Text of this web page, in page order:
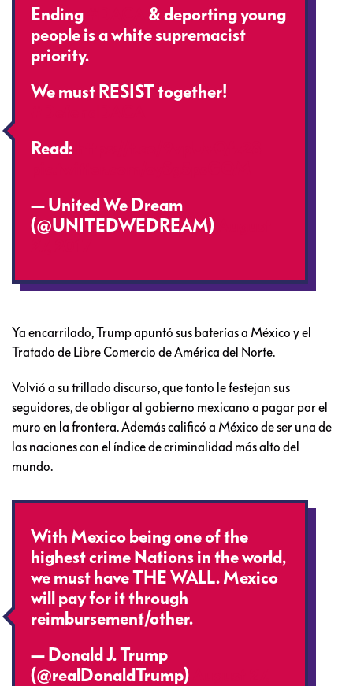
Ending
& deporting young
people is a white supremacist
priority.
We must RESIST together!
Read:
— United We Dream
(@UNITEDWEDREAM)
Ya encarrilado, Trump apuntó sus baterías a México y el
Tratado de Libre Comercio de América del Norte.
Volvió a su trillado discurso, que tanto le festejan sus
seguidores, de obligar al gobierno mexicano a pagar por el
muro en la frontera. Además calificó a México de ser una de
las naciones con el índice de criminalidad más alto del
mundo.
With Mexico being one of the
highest crime Nations in the world,
we must have THE WALL. Mexico
will pay for it through
reimbursement/other.
— Donald J. Trump
(@realDonaldTrump)